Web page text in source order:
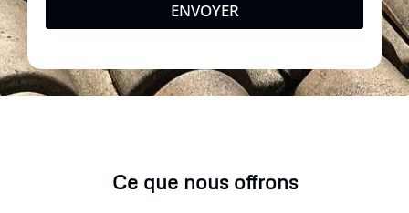
ENVOYER
Ce que nous offrons